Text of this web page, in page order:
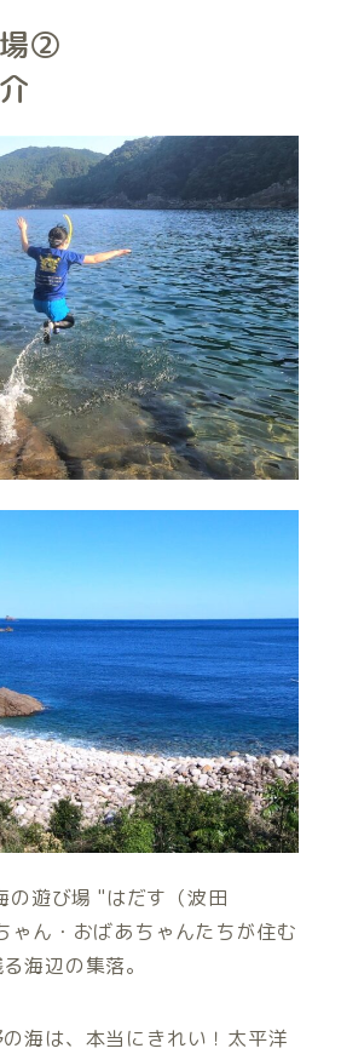
②
遊び場 "はだす（波田
ゃん・おばあちゃんたちが住む
海辺の集落。
海は、本当にきれい！太平洋